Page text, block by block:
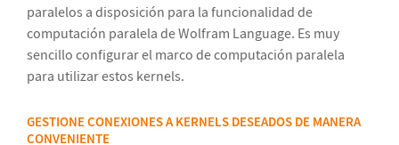
paralelos a disposición para la funcionalidad de
computación paralela de Wolfram Language. Es muy
sencillo configurar el marco de computación paralela
para utilizar estos kernels.
GESTIONE CONEXIONES A KERNELS DESEADOS DE MANERA
CONVENIENTE